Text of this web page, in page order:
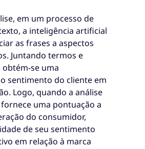
em um processo de
a inteligência artificial
as frases a aspectos
Juntando termos e
obtém-se uma
sentimento do cliente em
Logo, quando a análise
uma pontuação a
do consumidor,
de seu sentimento
em relação à marca